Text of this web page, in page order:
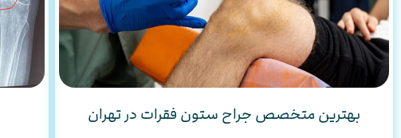
بهترین متخصص جراح ستون فقرات در تهران